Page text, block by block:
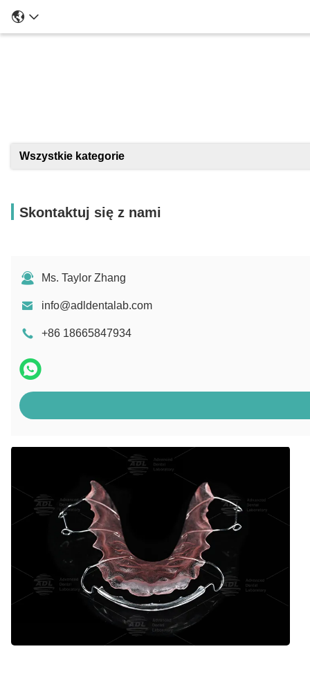
Wszystkie kategorie
Skontaktuj się z nami
Ms. Taylor Zhang
info@adldentalab.com
+86 18665847934